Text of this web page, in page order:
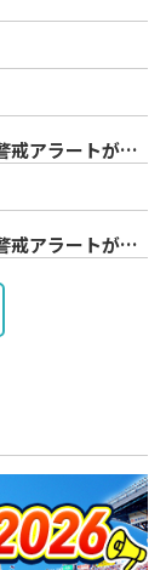
戒アラートが発
戒アラートが発